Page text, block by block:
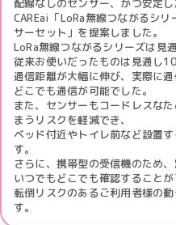
配線なしのセンサー、かつ安定
CAREai「LoRa無線つながるシ
サーセット」を提案しました。
LoRa無線つながるシリーズは見
従来お使いだったものは見通し
通信距離が大幅に伸び、実際に
どこでも通信が可能でした。
また、センサーもコードレスな
まうリスクを軽減でき、
ベッド付近やトイレ前など設置
す。
さらに、携帯型の受信機のため
いつでもどこでも確認すること
転倒リスクのあるご利用者様の
す。